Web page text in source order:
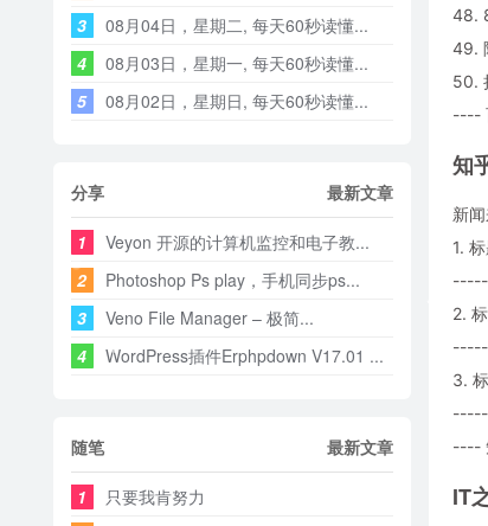
48.
49.
50.
----
知
新
1.
2.
3.
----
IT
3
08月04日，星期二, 每天60秒读懂...
4
08月03日，星期一, 每天60秒读懂...
5
08月02日，星期日, 每天60秒读懂...
分享 最新文章
1
Veyon 开源的计算机监控和电子教...
2
Photoshop Ps play，手机同步ps...
3
Veno File Manager – 极简...
4
WordPress插件Erphpdown V17.01 ...
随笔 最新文章
1
只要我肯努力